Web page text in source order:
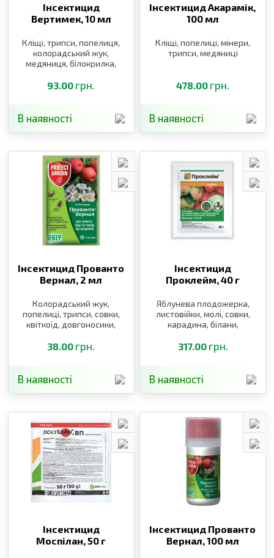
Інсектицид
Вертимек, 10 мл
Кліщі, трипси, попелиця,
колорадський жук,
медяниця, білокрилка,
93.00 грн.
В наявності
Інсектицид Акарамік,
100 мл
Кліщі, попелиці, мінери,
трипси, медяниці
478.00 грн.
В наявності
Інсектицид Прованто
Вернал, 2 мл
Колорадський жук,
попелиці, трипси, совки,
квіткоїд, довгоносики,
мінуючі молі, листовійка,
листоблішки
38.00 грн.
В наявності
Інсектицид
Проклейм, 40 г
Яблунева плодожерка,
листовійки, молі, совки,
карадина, білани,
317.00 грн.
В наявності
Інсектицид
Моспілан, 50 г
Інсектицид Прованто
Вернал, 100 мл